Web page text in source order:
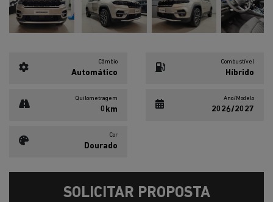
Câmbio
Automático
Combustível
Híbrido
Quilometragem
0km
Ano/Modelo
2026/2027
Cor
Dourado
SOLICITAR PROPOSTA